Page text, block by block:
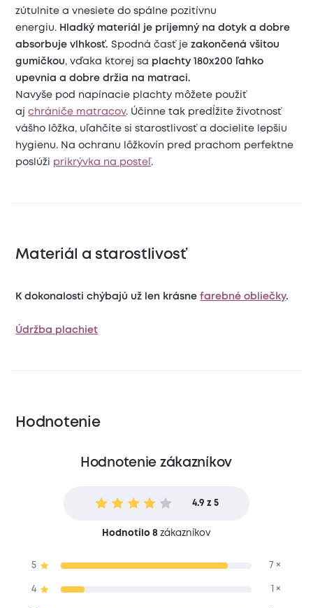
zútulnite a vnesiete do spálne pozitívnu
energiu. Hladký materiál je príjemný na dotyk a dobre
absorbuje vlhkosť. Spodná časť jezakončená všitou
gumičkou, vďaka ktorej sa plachty 180x200 ľahko
upevnia a dobre držia na matraci.
Navyše pod napínacie plachty môžete použiť
ajchrániče matracov. Účinne tak predĺžite životnosť
vášho lôžka, uľahčíte si starostlivosť a docielite lepšiu
hygienu. Na ochranu lôžkovín pred prachom perfektne
poslúži prikrývka na posteľ.
Materiál a starostlivosť
K dokonalosti chýbajú už len krásnefarebné obliečky.
Údržba plachiet
Hodnotenie
Hodnotenie zákazníkov
4.9 z 5
Hodnotilo 8 zákazníkov
5 7 ×
4 1 ×